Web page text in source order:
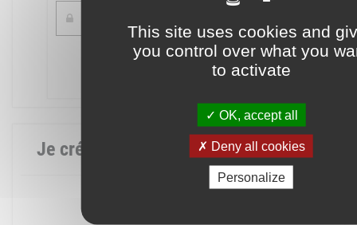
This site uses cookies and
you control over what you
to activate
OK, accept all
Deny all cookies
Personalize
Mot de passe oublié ?
Je crée mon compte